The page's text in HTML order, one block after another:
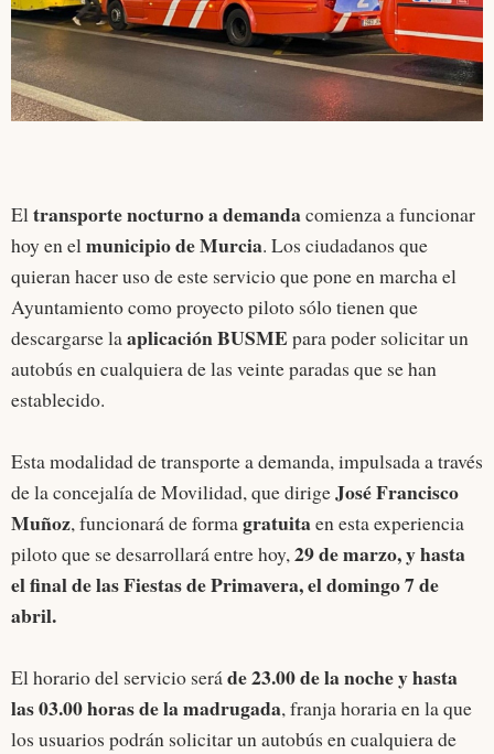
Eltransporte nocturno a demandacomienza a funcionar
hoy en elmunicipio de Murcia. Los ciudadanos que
quieran hacer uso de este servicio que pone en marcha el
Ayuntamiento como proyecto piloto sólo tienen que
descargarse laaplicación BUSMEpara poder solicitar un
autobús en cualquiera de las veinte paradas que se han
establecido.
Esta modalidad de transporte a demanda, impulsada a través
de la concejalía de Movilidad, que dirigeJosé Francisco
Muñoz, funcionará de formagratuitaen esta experiencia
piloto que se desarrollará entre hoy,29 de marzo, y hasta
el final de las Fiestas de Primavera, el domingo 7 de
abril.
El horario del servicio seráde 23.00 de la noche y hasta
las 03.00 horas de la madrugada, franja horaria en la que
los usuarios podrán solicitar un autobús en cualquiera de